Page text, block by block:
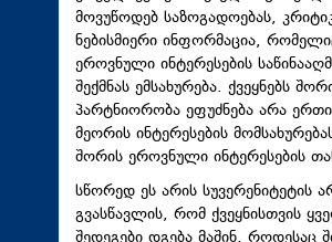
მოვუწოდებ საზოგადოებას,
ნებისმიერი ინფორმაცია,
ეროვნული ინტერესების
შექმნას ემსახურება. ქვეყნებს
პარტნიორობა ეფუძნება არა ერთი
მეორის ინტერესების
შორის ეროვნული ინტერესების
სწორედ ეს არის სუვერენიტეტის
გვასწავლის, რომ ქვეყნისთვის